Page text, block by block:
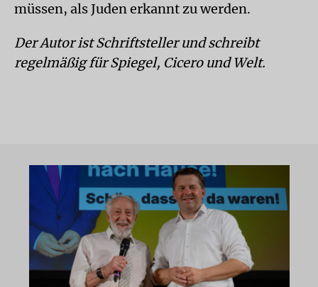
müssen, als Juden erkannt zu werden.
Der Autor ist Schriftsteller und schreibt
regelmäßig für Spiegel, Cicero und Welt.